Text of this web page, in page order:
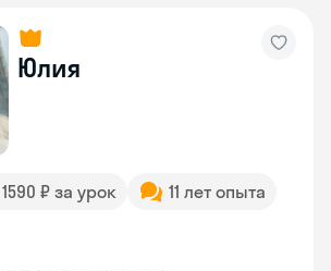
Юлия
₽ за урок
11 лет опыта